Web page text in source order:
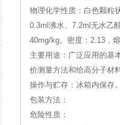
物理化学性质：白色颗粒
0.3ml沸水、7.2ml无水乙
40mg/kg。密度：2.13，
主要用途：广泛应用的基
价测量方法和给高分子材
操作与贮存：冰箱内保存
包装方法：
危险性质：